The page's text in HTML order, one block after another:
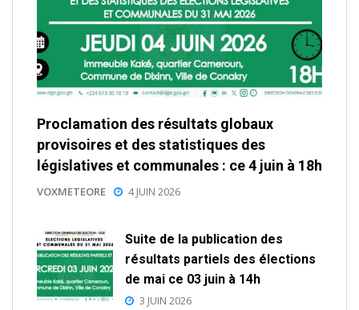
Proclamation des résultats globaux
provisoires et des statistiques des
législatives et communales : ce 4 juin à 18h
VOXMETEORE 4 JUIN 2026
Suite de la publication des
résultats partiels des élections
de mai ce 03 juin à 14h
3 JUIN 2026